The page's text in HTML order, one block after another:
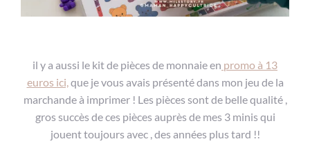
il y a aussi le kit de pièces de monnaie en promo à 13
euros ici, que je vous avais présenté dans mon jeu de la
marchande à imprimer ! Les pièces sont de belle qualité ,
gros succès de ces pièces auprès de mes 3 minis qui
jouent toujours avec , des années plus tard !!